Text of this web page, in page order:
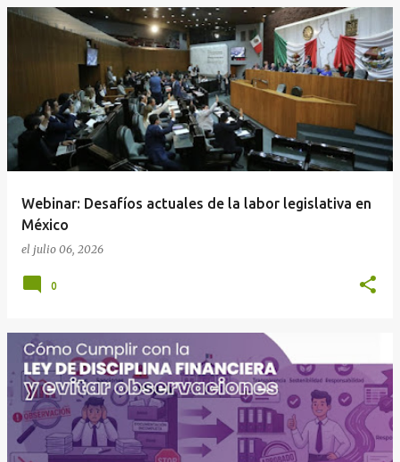
Webinar: Desafíos actuales de la labor legislativa en
México
el julio 06, 2026
0